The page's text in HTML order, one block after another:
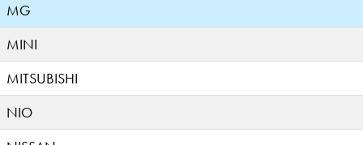
MG
MINI
MITSUBISHI
NIO